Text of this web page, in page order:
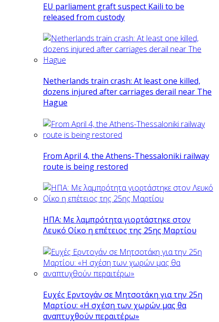
EU parliament graft suspect Kaili to be
released from custody
Netherlands train crash: At least one killed,
dozens injured after carriages derail near The
Hague
From April 4, the Athens-Thessaloniki railway
route is being restored
ΗΠΑ: Με λαμπρότητα γιορτάστηκε στον
Λευκό Οίκο η επέτειος της 25ης Μαρτίου
Ευχές Ερντογάν σε Μητσοτάκη για την 25η
Μαρτίου: «Η σχέση των χωρών μας θα
αναπτυχθούν περαιτέρω»